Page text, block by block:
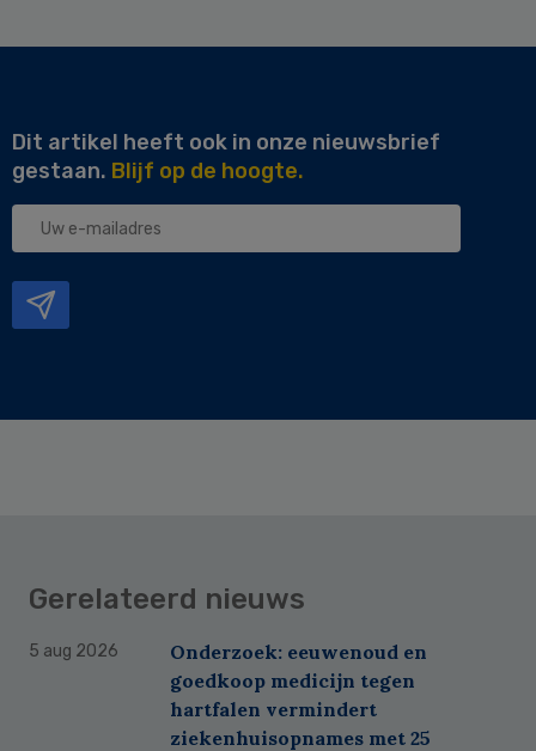
Dit artikel heeft ook in onze nieuwsbrief
gestaan. Blijf op de hoogte.
Uw
Gerelateerd nieuws
5 aug 2026
Onderzoek: eeuwenoud en
goedkoop medicijn tegen
hartfalen vermindert
ziekenhuisopnames met 25